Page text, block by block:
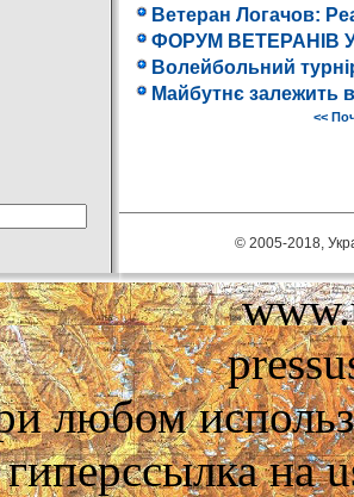
Ветеран Логачов:
ФОРУМ ВЕТЕРАНІВ
Волейбольний
Майбутнє залежить
<<
© 2005-2018,
любом
гиперссылка на